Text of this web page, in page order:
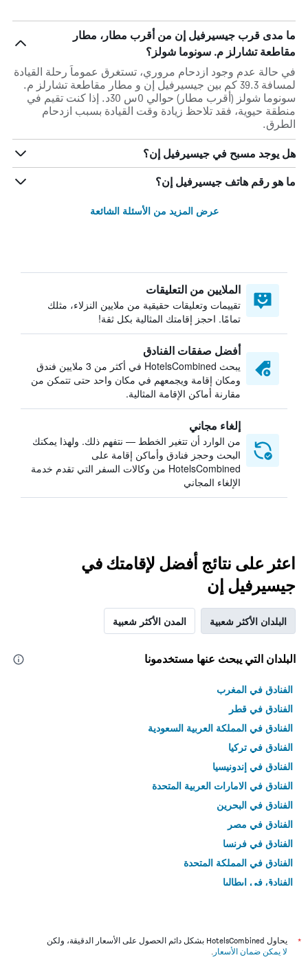
ما مدى قرب جيسيرفيل إن من أقرب مطار، مطار
مقاطعة تشارلز م. سونوما شولز؟
في حالة عدم وجود ازدحام مروري، تستغرق عموماً رحلة القيادة
لمسافة 39.3 كم بين جيسيرفيل إن و مطار مقاطعة تشارلز م.
سونوما شولز (أقرب مطار) حوالي 0س 30د. إذا كنت تقيم في
منطقة حيوية، فقد تلاحظ زيادة وقت القيادة بسبب ازدحام
الطرق.
هل يوجد مسبح في جيسيرفيل إن؟
ما هو رقم هاتف جيسيرفيل إن؟
عرض المزيد من الأسئلة الشائعة
الملايين من التعليقات
تقييمات وتعليقات حقيقية من ملايين النزلاء، مثلك
تمامًا. احجز إقامتك المثالية بكل ثقة!
أفضل صفقات الفنادق
يبحث HotelsCombined في أكثر من 3 ملايين فندق
ومكان إقامة ويجمعهم في مكان واحد حتى تتمكن من
مقارنة أماكن الإقامة المثالية.
إلغاء مجاني
من الوارد أن تتغير الخطط — نتفهم ذلك. ولهذا يمكنك
البحث وحجز فنادق وأماكن إقامة على
HotelsCombined من وكالات السفر التي تقدم خدمة
الإلغاء المجاني
اعثر على نتائج أفضل لإقامتك في
جيسيرفيل إن
البلدان الأكثر شعبية المدن الأكثر شعبية
البلدان التي يبحث عنها مستخدمونا
الفنادق في المغرب
الفنادق في قطر
الفنادق في المملكة العربية السعودية
الفنادق في تركيا
الفنادق في إندونيسيا
الفنادق في الامارات العربية المتحدة
الفنادق في البحرين
الفنادق في مصر
الفنادق في فرنسا
الفنادق في المملكة المتحدة
الفنادق في إيطاليا
*
يحاول HotelsCombined بشكل دائم الحصول على الأسعار الدقيقة، ولكن
لا يمكن ضمان الأسعار .